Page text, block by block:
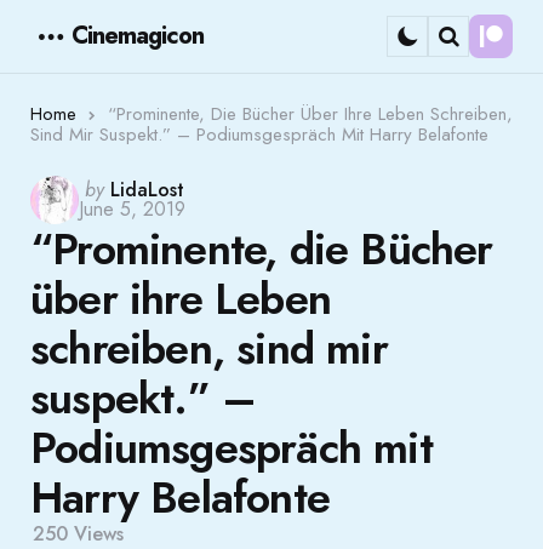
Cinemagicon
Search
Home “Prominente, Die Bücher Über Ihre Leben Schreiben,
Sind Mir Suspekt.” – Podiumsgespräch Mit Harry Belafonte
Posted
by
by LidaLost
June 5, 2019
“Prominente, die Bücher
über ihre Leben
schreiben, sind mir
suspekt.” –
Podiumsgespräch mit
Harry Belafonte
250 Views